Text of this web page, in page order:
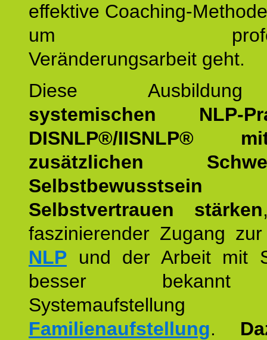
effektive Coaching-
um
Veränderungsarbeit geht.
Diese
systemischen NLP-
DISNLP®/IISNLP®
zusätzlichen
Selbstvertrauen stärken
faszinierender Zugang
NLP und der Arbeit mit
besser
Familienaufstellung.